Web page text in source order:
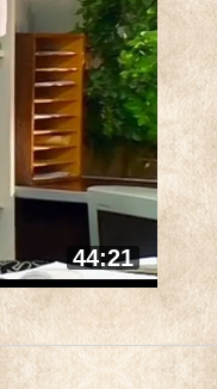
44:21